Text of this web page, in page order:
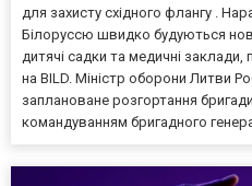
для захисту східного флангу .
Білоруссю швидко будуються
дитячі садки та медичні
на BILD. Міністр оборони Литви
заплановане розгортання
командуванням бригадного